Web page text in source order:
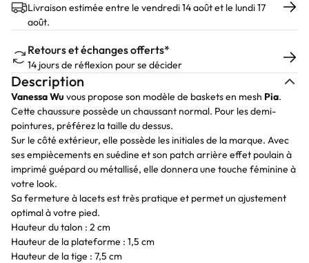
Livraison estimée entre le vendredi 14 août et le lundi 17
août.
Retours et échanges offerts*
14 jours de réflexion pour se décider
Description
Vanessa Wu vous propose son modèle de baskets en mesh Pia.
Cette chaussure possède un chaussant normal. Pour les demi-
pointures, préférez la taille du dessus.
Sur le côté extérieur, elle possède les initiales de la marque. Avec
ses empiècements en suédine et son patch arrière effet poulain à
imprimé guépard ou métallisé, elle donnera une touche féminine à
votre look.
Sa fermeture à lacets est très pratique et permet un ajustement
optimal à votre pied.
Hauteur du talon : 2 cm
Hauteur de la plateforme : 1,5 cm
Hauteur de la tige : 7,5 cm